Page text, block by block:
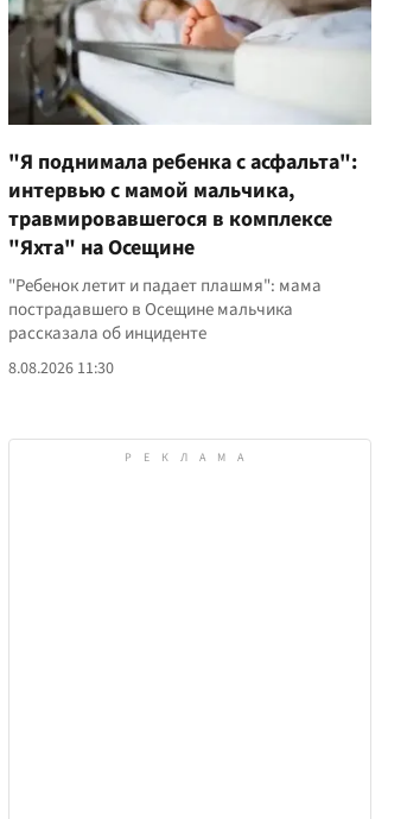
"Я поднимала ребенка с асфальта":
интервью с мамой мальчика,
травмировавшегося в комплексе
"Яхта" на Осещине
"Ребенок летит и падает плашмя": мама
пострадавшего в Осещине мальчика
рассказала об инциденте
8.08.2026 11:30